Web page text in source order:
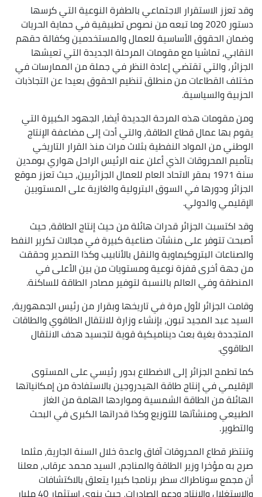
وقد تعزز الاستقرار الاجتماعي بالطفرة النوعية التي كرسها
دستور 2020 وما تبعه من نصوص تطبيقية في حماية الحريات
وضمان الحقوق الأساسية للعمال والمستخدمين وكفالة حقهم
النقابي، تماشيا مع مقومات المرحلة الجديدة التي تعيشها
الجزائر، والتي تقتضي إعادة النظر في جملة من الممارسات في
مختلف القطاعات من منطلق تنظيم الحقوق بعيدا عن التجاذبات
الحزبية والسياسية.
ومن مقومات هذه المرحة الجديدة أيضا، الجهود الكبيرة التي
يقوم بها عمال قطاع الطاقة، والتي أدت إلى مضاعفة الإنتاج
الوطني من المواد النفطية بثلاث مرات منذ القرار التاريخي
بتأميم المحروقات الذي أعلن عنه الرئيس الراحل هواري بومدين
سنة 1971 بمقر الاتحاد العام للعمال الجزائريين، حيث تعزز موقع
الجزائر ودورها في السوق البترولية والغازية على المستويين
الإقليمي والدولي.
وقد اكتسبت الجزائر قدرات هائلة من حيث إنتاج الطاقة، حيث
أصبحت تتوفر على منشآت صناعية كبيرة في مجالات تكرير النفط
والصناعات البتروكيماوية والنقل بالأنابيب وكذا التصدير وحققت
من جهة أخرى قفزة نوعية ومستويات من بين الأعلى في
المنطقة وفي العالم بالنسبة لتوفير مصادر الطاقة للساكنة.
وقامت الجزائر لأول مرة في تاريخها وبقرار من رئيس الجمهورية،
السيد عبد المجيد تبون، بإنشاء وزارة للانتقال الطاقوي والطاقات
المتجددة بغية بعث ديناميكية قوية لتجسيد هدف الانتقال
الطاقوي.
كما تطمح الجزائر إلى الاضطلاع بدور رئيسي على المستوى
الإقليمي في إنتاج طاقة الهيدروجين بالاستفادة من إمكانياتها
الهائلة من الطاقة الشمسية ومواردها الهامة من الغاز
الطبيعي ومنشآتها للتوزيع وكذا قدراتها الكبرى في البحث
والتطوير.
وتنتظر قطاع المحروقات آفاق واعدة خلال السنة الجارية، مثلما
صرح به مؤخرا وزير الطاقة والمناجم، السيد محمد عرقاب، معلنا
أن مجمع سوناطراك سطر برنامجا كبيرا يتعلق بالاكتشافات
والاستغلال والإنتاج ودعم الصادرات، حيث ينوي استثمار 40 مليار